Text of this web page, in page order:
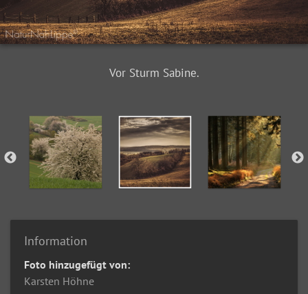
Vor Sturm Sabine.
Information
Foto hinzugefügt von:
Karsten Höhne